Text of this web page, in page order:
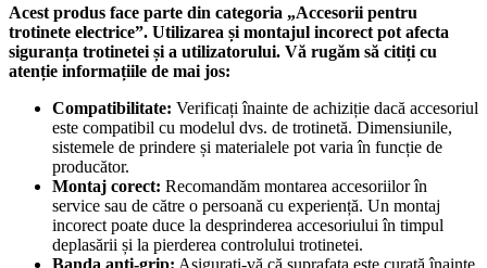
Acest produs face parte din categoria „Accesorii pentru
trotinete electrice”. Utilizarea și montajul incorect pot afecta
siguranța trotinetei și a utilizatorului. Vă rugăm să citiți cu
atenție informațiile de mai jos:
Compatibilitate: Verificați înainte de achiziție dacă accesoriul
este compatibil cu modelul dvs. de trotinetă. Dimensiunile,
sistemele de prindere și materialele pot varia în funcție de
producător.
Montaj corect: Recomandăm montarea accesoriilor în
service sau de către o persoană cu experiență. Un montaj
incorect poate duce la desprinderea accesoriului în timpul
deplasării și la pierderea controlului trotinetei.